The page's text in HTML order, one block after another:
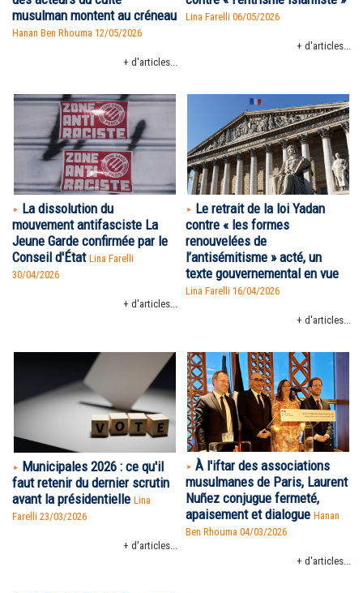
musulman montent au créneau
Hanan Ben Rhouma 12/05/2026
+ d'articles...
Lina Farelli 06/05/2026
+ d'articles...
La dissolution du
mouvement antifasciste La
Jeune Garde confirmée par le
Conseil d'État Lina Farelli
30/04/2026
+ d'articles...
Le retrait de la loi Yadan
contre « les formes
renouvelées de
l’antisémitisme » acté, un
texte gouvernemental en vue
Lina Farelli 16/04/2026
+ d'articles...
Municipales 2026 : ce qu'il
faut retenir du dernier scrutin
avant la présidentielle Lina
Farelli 23/03/2026
+ d'articles...
À l'iftar des associations
musulmanes de Paris, Laurent
Nuñez conjugue fermeté,
apaisement et dialogue Hanan
Ben Rhouma 04/03/2026
+ d'articles...